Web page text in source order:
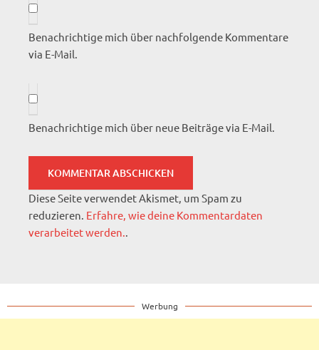
Benachrichtige mich über nachfolgende Kommentare
via E-Mail.
Benachrichtige mich über neue Beiträge via E-Mail.
Diese Seite verwendet Akismet, um Spam zu
reduzieren. Erfahre, wie deine Kommentardaten
verarbeitet werden..
Werbung